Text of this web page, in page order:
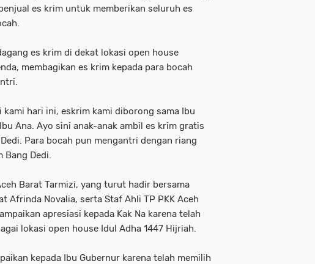
es krim untuk memberikan seluruh es
es krim di dekat lokasi open house
membagikan es krim kepada para bocah
kami hari ini, eskrim kami diborong sama Ibu
Ana. Ayo sini anak-anak ambil es krim gratis
Para bocah pun mengantri dengan riang
Bang Dedi.
Barat Tarmizi, yang turut hadir bersama
Afrinda Novalia, serta Staf Ahli TP PKK Aceh
apresiasi kepada Kak Na karena telah
lokasi open house Idul Adha 1447 Hijriah.
kepada Ibu Gubernur karena telah memilih